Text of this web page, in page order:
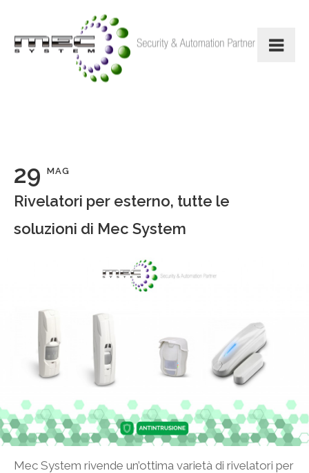
29 MAG
Rivelatori per esterno, tutte le
soluzioni di Mec System
Mec System rivende un’ottima varietà di rivelatori per